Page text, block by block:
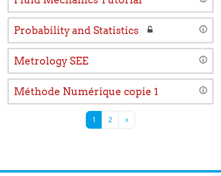
Probability and Statistics
Metrology SEE
Méthode Numérique copie 1
1 Page 1
2 Page 2
»